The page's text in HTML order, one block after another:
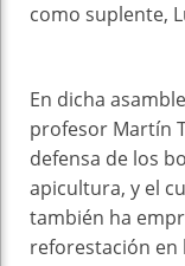
como suplente,
En dicha
profesor Martín
defensa de los
apicultura, y el
también ha
reforestación en